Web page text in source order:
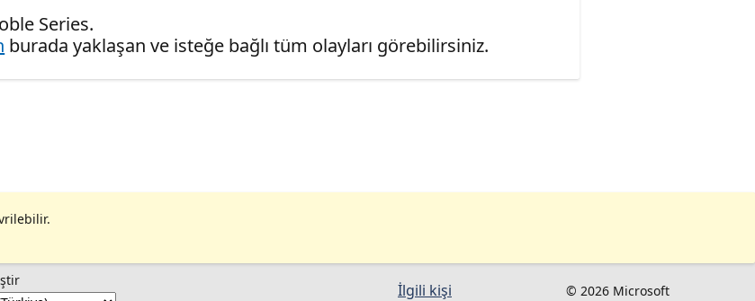
Series.
burada yaklaşan ve isteğe bağlı tüm olayları görebilirsiniz.
İlgili kişi
© 2026 Microsoft